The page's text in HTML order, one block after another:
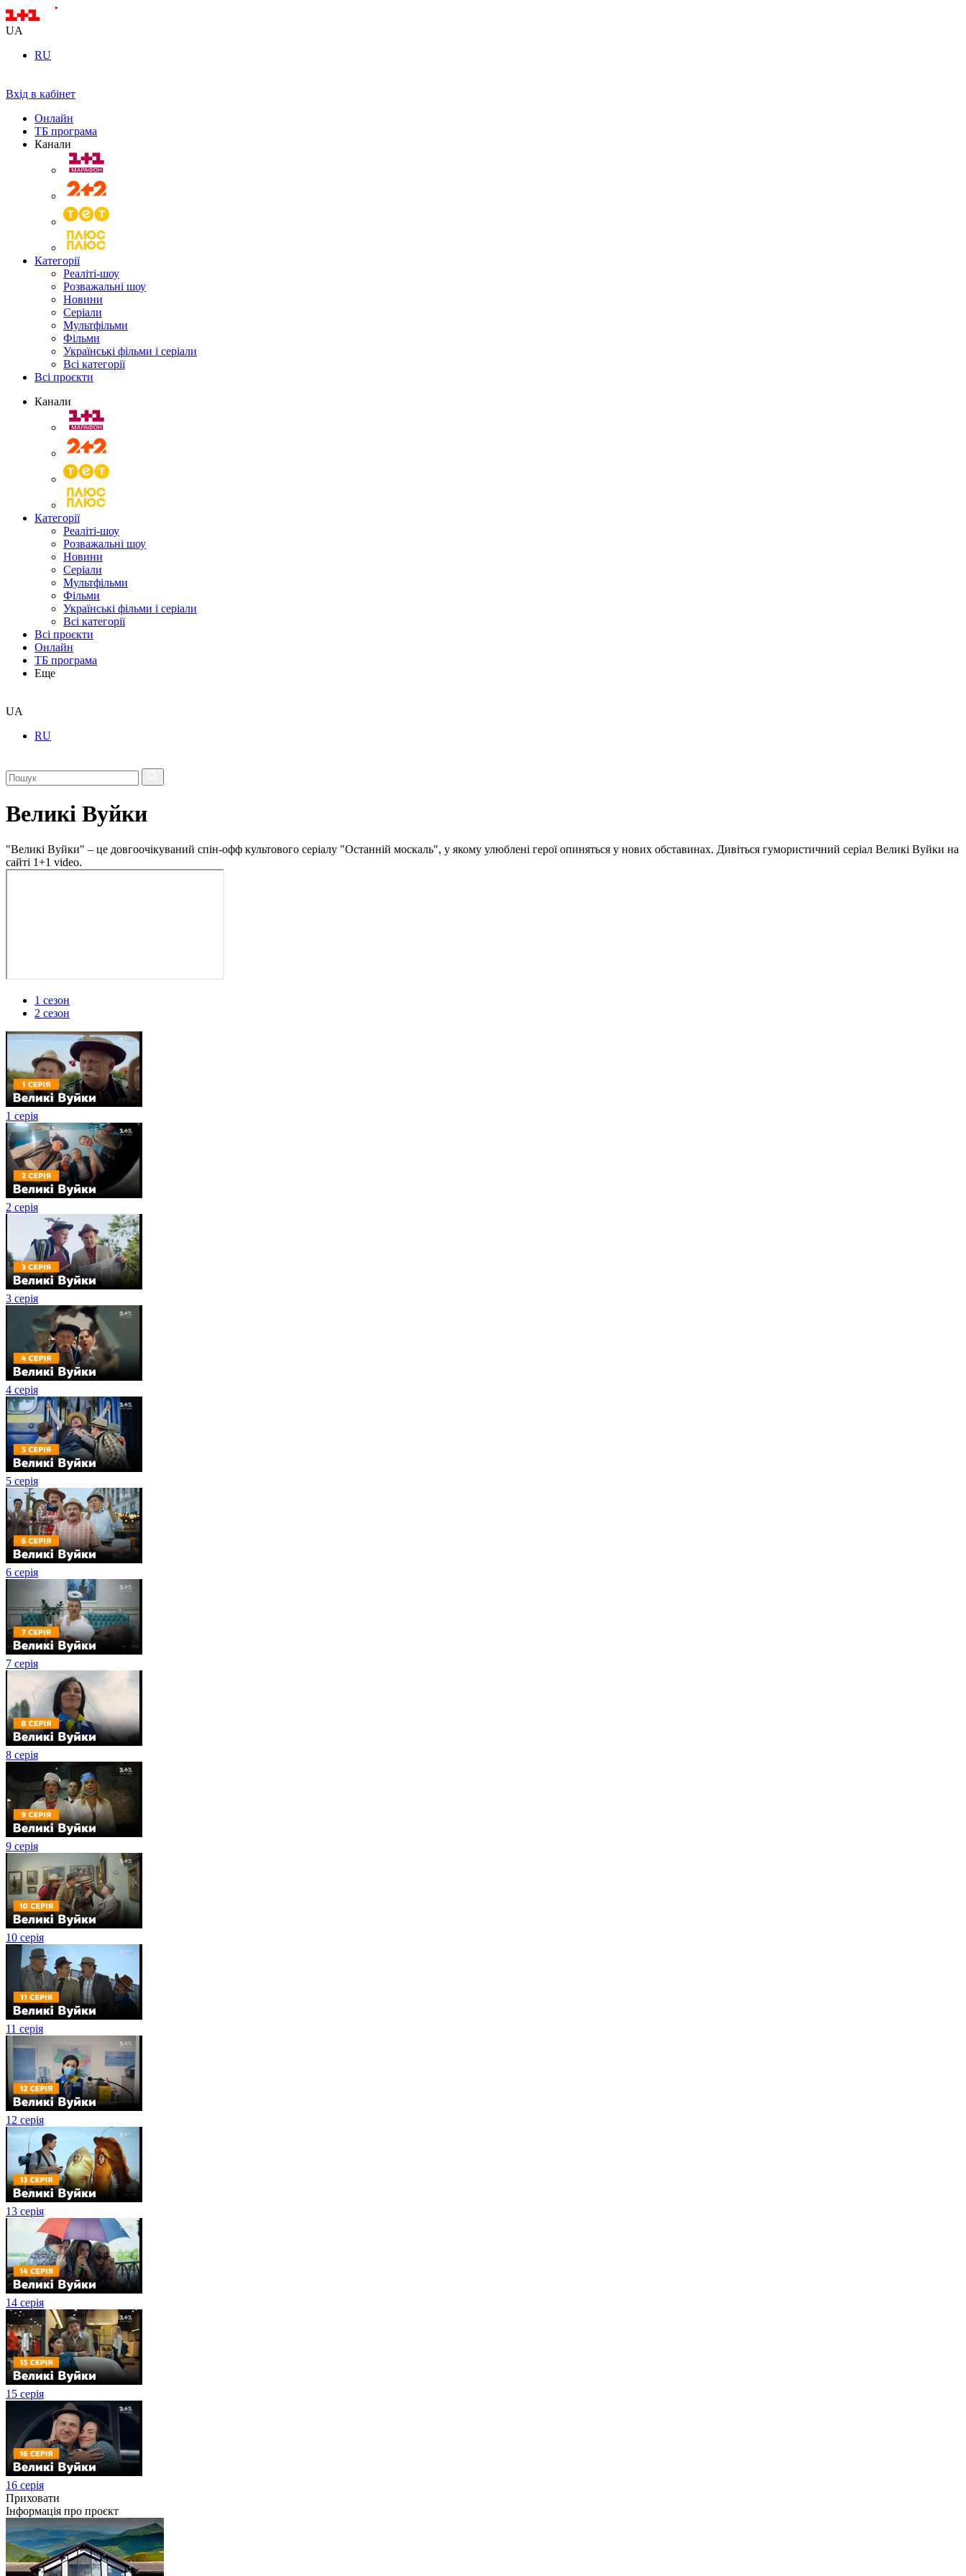
UA
RU
Вхід в кабінет
Онлайн
ТБ програма
Канали
Категорії
Реаліті-шоу
Розважальні шоу
Новини
Серіали
Мультфільми
Фільми
Українські фільми і серіали
Всі категорії
Всі проєкти
Канали
Категорії
Реаліті-шоу
Розважальні шоу
Новини
Серіали
Мультфільми
Фільми
Українські фільми і серіали
Всі категорії
Всі проєкти
Онлайн
ТБ програма
Еще
UA
RU
Великі Вуйки
"Великі Вуйки" – це довгоочікуваний спін-офф культового серіалу "Останній москаль", у якому улюблені герої опиняться у нових обставинах. Дивіться гумористичний серіал Великі Вуйки на
сайті 1+1 video.
1 сезон
2 сезон
1 серія
2 серія
3 серія
4 серія
5 серія
6 серія
7 серія
8 серія
9 серія
10 серія
11 серія
12 серія
13 серія
14 серія
15 серія
16 серія
Приховати
Інформація про проєкт